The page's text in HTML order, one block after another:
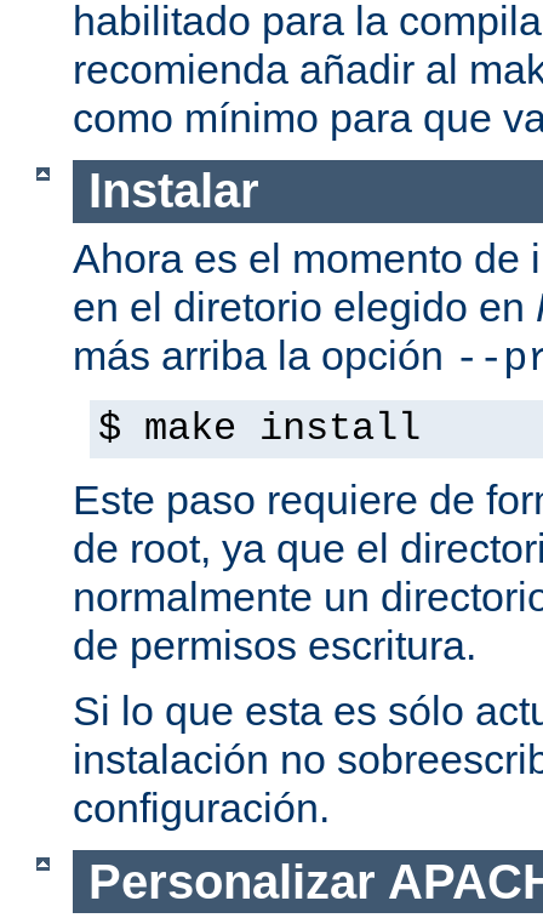
habilitado para la
recomienda añadir al
como mínimo para que
Instalar
Ahora es el momento de
en el diretorio elegido en
más arriba la opción --
$ make install
Este paso requiere de
de root, ya que el
normalmente un
de permisos escritura.
Si lo que esta es sólo
instalación no
configuración.
Personalizar